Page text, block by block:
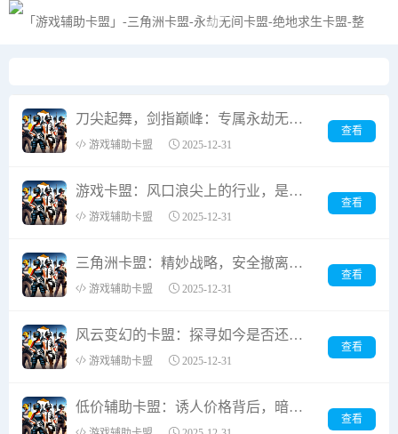
黑夜模式
刀尖起舞，剑指巅峰：专属永劫无间的高阶振刀卡盟，重塑你的战场传奇！
游戏辅助卡盟 2025-12-31
查看
游戏卡盟：风口浪尖上的行业，是落日余晖还是浴火重生？
游戏辅助卡盟 2025-12-31
查看
三角洲卡盟：精妙战略，安全撤离，规避风险的致胜之道
游戏辅助卡盟 2025-12-31
查看
风云变幻的卡盟：探寻如今是否还能拥有一片安稳的“联盟”天地？
游戏辅助卡盟 2025-12-31
查看
低价辅助卡盟：诱人价格背后，暗藏的风险你真的了解吗？
查看